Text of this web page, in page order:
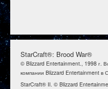
StarCraft®: Brood War®
© Blizzard Entertainment., 1998 г.
компании Blizzard Entertainment в
StarCraft® II. © Blizzard